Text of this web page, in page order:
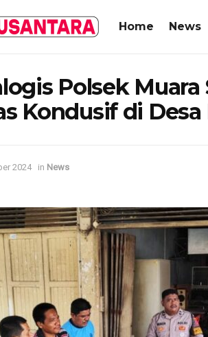
Home News
Polsek
Kondusif di
2024 in News